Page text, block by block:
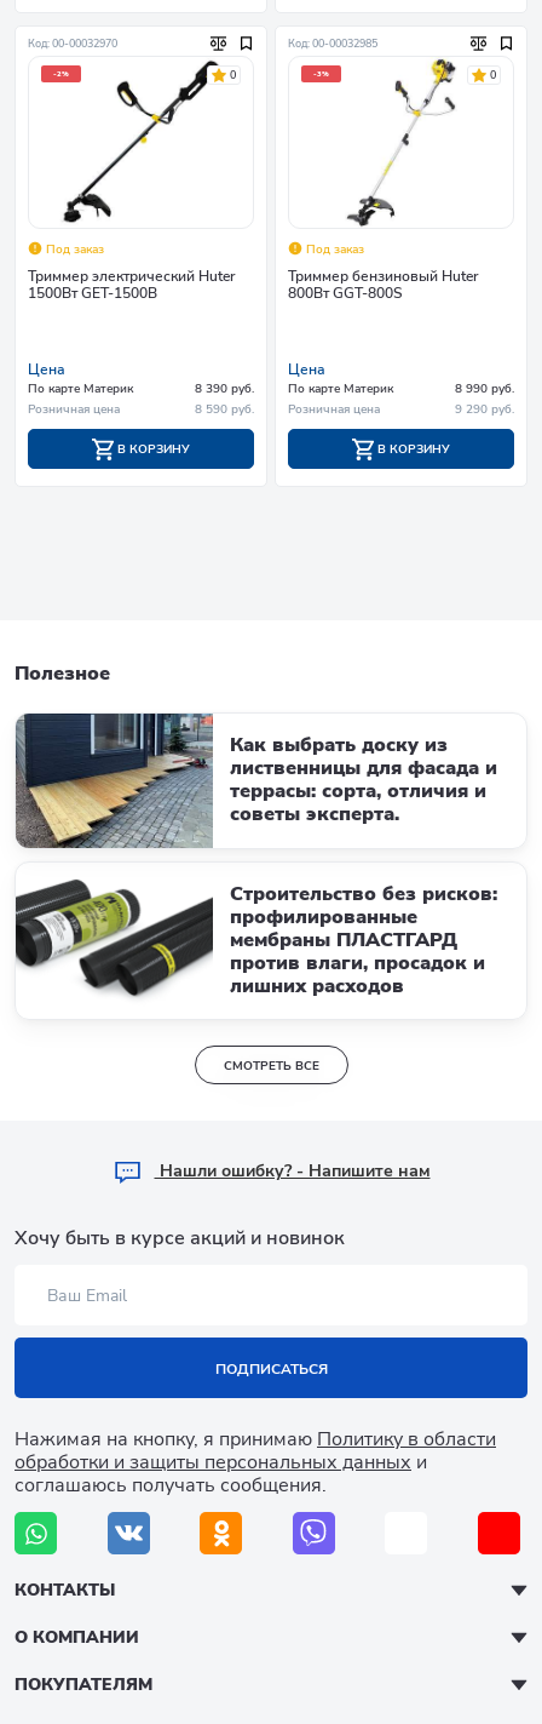
Код: 00-00032970
-2% 0
Под заказ
Триммер электрический Huter
1500Вт GET-1500B
Цена
По карте Материк
8 390 руб.
Розничная цена
8 590 руб.
В КОРЗИНУ
Код: 00-00032985
-3% 0
Под заказ
Триммер бензиновый Huter
800Вт GGT-800S
Цена
По карте Материк
8 990 руб.
Розничная цена
9 290 руб.
В КОРЗИНУ
Полезное
Как выбрать доску из
лиственницы для фасада и
террасы: сорта, отличия и
советы эксперта.
Строительство без рисков:
профилированные
мембраны ПЛАСТГАРД
против влаги, просадок и
лишних расходов
СМОТРЕТЬ ВСЕ
Hашли ошибку? - Напишите нам
Хочу быть в курсе акций и новинок
ПОДПИСАТЬСЯ
Нажимая на кнопку, я принимаю Политику в области
обработки и защиты персональных данных и
соглашаюсь получать сообщения.
КОНТАКТЫ
О КОМПАНИИ
ПОКУПАТЕЛЯМ